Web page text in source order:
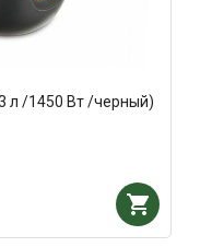
л /1450 Вт /черный)